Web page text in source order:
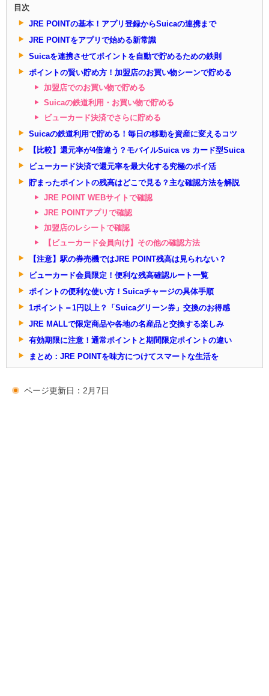
目次
JRE POINTの基本！アプリ登録からSuicaの連携まで
JRE POINTをアプリで始める新常識
Suicaを連携させてポイントを自動で貯めるための鉄則
ポイントの賢い貯め方！加盟店のお買い物シーンで貯める
加盟店でのお買い物で貯める
Suicaの鉄道利用・お買い物で貯める
ビューカード決済でさらに貯める
Suicaの鉄道利用で貯める！毎日の移動を資産に変えるコツ
【比較】還元率が4倍違う？モバイルSuica vs カード型Suica
ビューカード決済で還元率を最大化する究極のポイ活
貯まったポイントの残高はどこで見る？主な確認方法を解説
JRE POINT WEBサイトで確認
JRE POINTアプリで確認
加盟店のレシートで確認
【ビューカード会員向け】その他の確認方法
【注意】駅の券売機ではJRE POINT残高は見られない？
ビューカード会員限定！便利な残高確認ルート一覧
ポイントの便利な使い方！Suicaチャージの具体手順
1ポイント＝1円以上？「Suicaグリーン券」交換のお得感
JRE MALLで限定商品や各地の名産品と交換する楽しみ
有効期限に注意！通常ポイントと期間限定ポイントの違い
まとめ：JRE POINTを味方につけてスマートな生活を
ページ更新日：2月7日